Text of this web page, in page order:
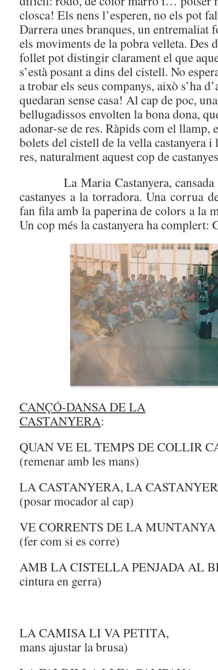
closca! Els nens l’esperen, no els pot
Darrera unes branques, un entremaliat
els moviments de la pobra velleta. Des
follet pot distingir clarament el que
s’està posant a dins del cistell. No
a trobar els seus companys, això s’ha
quedaran sense casa! Al cap de poc,
bellugadissos envolten la bona dona,
adonar-se de res. Ràpids com el llamp,
bolets del cistell de la vella castanyera
res, naturalment aquest cop de
La Maria Castanyera, cansada
castanyes a la torradora. Una corrua
fan fila amb la paperina de colors a la
Un cop més la castanyera ha complert:
CANÇÓ-DANSA DE LA
CASTANYERA:
QUAN VE EL TEMPS DE
(remenar amb les mans)
LA CASTANYERA, LA
(posar mocador al cap)
VE CORRENTS DE LA
(fer com si es corre)
AMB LA CISTELLA PENJADA AL
cintura en gerra)
LA CAMISA LI VA
mans ajustar la brusa)